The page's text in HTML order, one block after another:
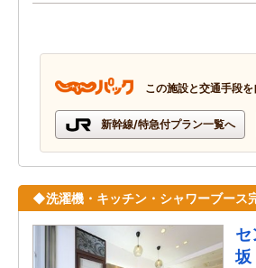
この施設と交通手段
新幹線/特急付プラン一覧へ
◆洗濯機・キッチン・シャワーブース
セ
坂